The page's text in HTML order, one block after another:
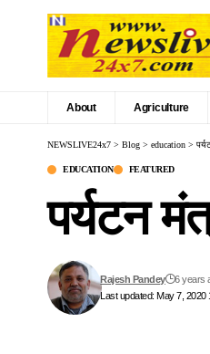
About Agriculture
NEWSLIVE24x7 > Blog > education >
EDUCATION FEATURED
पर्यटन
Last updated: May 7, 2020
Rajesh Pandey 6 years